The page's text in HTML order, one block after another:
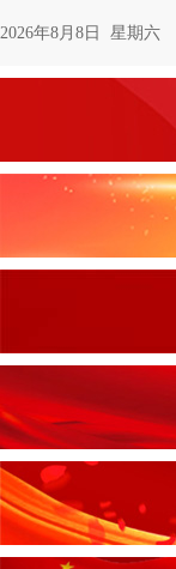
2026年8月8日 星期六